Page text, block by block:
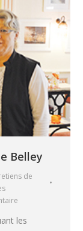
Belley
de
les